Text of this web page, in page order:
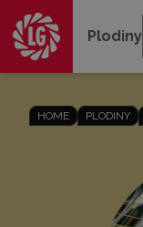
Plodiny
HOME PLODINY